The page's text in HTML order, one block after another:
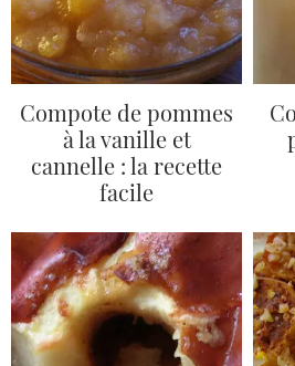
Compote de pommes
à la vanille et
cannelle : la recette
facile